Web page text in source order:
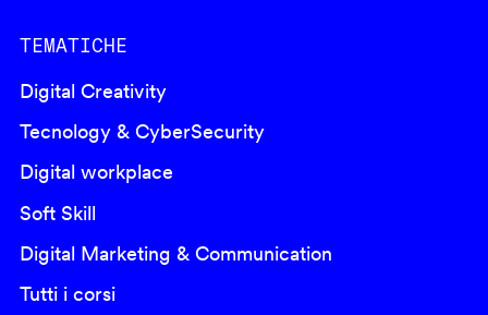
TEMATICHE
Digital Creativity
Tecnology & CyberSecurity
Digital workplace
Soft Skill
Digital Marketing & Communication
Tutti i corsi